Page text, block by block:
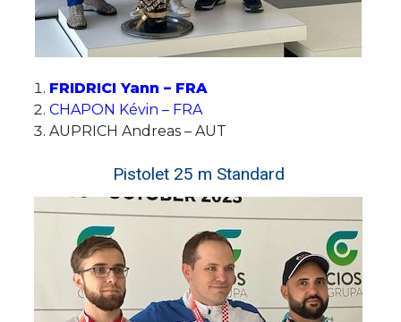
FRIDRICI Yann – FRA
CHAPON Kévin – FRA
AUPRICH Andreas – AUT
Pistolet 25 m Standard